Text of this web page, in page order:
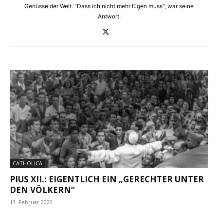
Genüsse der Welt. "Dass ich nicht mehr lügen muss", war seine
Antwort.
CATHOLICA
PIUS XII.: EIGENTLICH EIN „GERECHTER UNTER
DEN VÖLKERN“
13. Februar 2022